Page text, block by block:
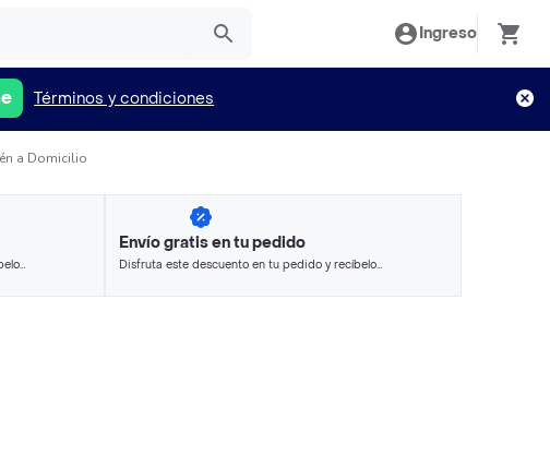
Ingreso
Términos y condiciones
a Domicilio
Envío gratis en tu pedido
Disfruta este descuento en tu pedido y recíbelo